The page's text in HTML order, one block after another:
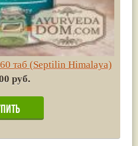
таб (Septilin Himalaya)
руб.